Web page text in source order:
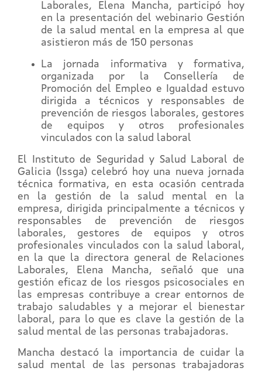
Laborales, Elena Mancha, participó hoy
en la presentación del webinario Gestión
de la salud mental en la empresa al que
asistieron más de 150 personas
La jornada informativa y formativa,
organizada por la Consellería de
Promoción del Empleo e Igualdad estuvo
dirigida a técnicos y responsables de
prevención de riesgos laborales, gestores
de equipos y otros profesionales
vinculados con la salud laboral
El Instituto de Seguridad y Salud Laboral de
Galicia (Issga) celebró hoy una nueva jornada
técnica formativa, en esta ocasión centrada
en la gestión de la salud mental en la
empresa, dirigida principalmente a técnicos y
responsables de prevención de riesgos
laborales, gestores de equipos y otros
profesionales vinculados con la salud laboral,
en la que la directora general de Relaciones
Laborales, Elena Mancha, señaló que una
gestión eficaz de los riesgos psicosociales en
las empresas contribuye a crear entornos de
trabajo saludables y a mejorar el bienestar
laboral, para lo que es clave la gestión de la
salud mental de las personas trabajadoras.
Mancha destacó la importancia de cuidar la
salud mental de las personas trabajadoras